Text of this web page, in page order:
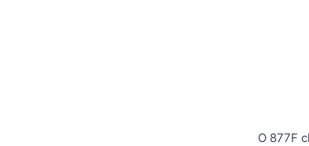
O 877F